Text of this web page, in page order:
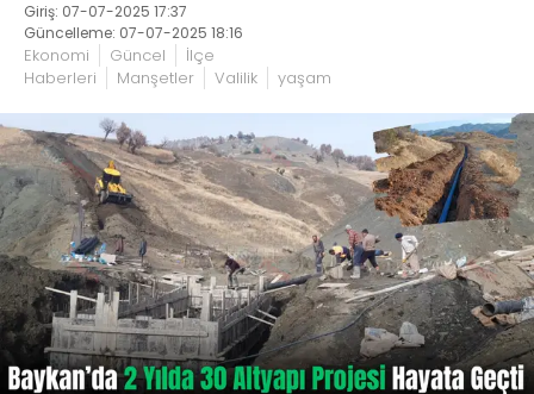
Giriş: 07-07-2025 17:37
Güncelleme: 07-07-2025 18:16
Ekonomi Güncel
İlçe
Haberleri
Manşetler Valilik yaşam